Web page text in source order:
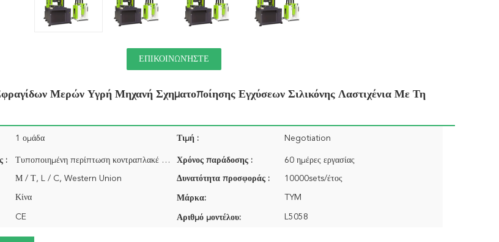
ΕΠΙΚΟΙΝΩΝΉΣΤΕ
Μερών Υγρή Μηχανή Σχηματοποίησης Εγχύσεων Σιλικόνης Λαστιχένια Με Τη
1 ομάδα Τιμή : Negotiation
: Τυποποιημένη περίπτωση κοντραπλακέ ή βασισμένος στο λεπτομερές αίτημα του πελάτη μας Χρόνος παράδοσης : 60 ημέρες εργασίας
Μ / Τ, L / C, Western Union Δυνατότητα προσφοράς : 10000sets/έτος
Κίνα Μάρκα: TYM
CE Αριθμό μοντέλου: L5058